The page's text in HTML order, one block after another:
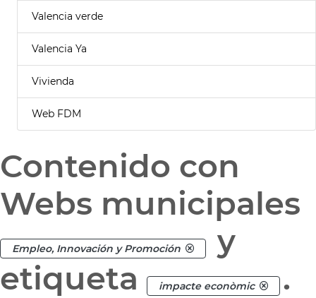
Valencia verde
Valencia Ya
Vivienda
Web FDM
Contenido con
Webs municipales
Empleo, Innovación y Promoción
y
etiqueta
impacte econòmic .